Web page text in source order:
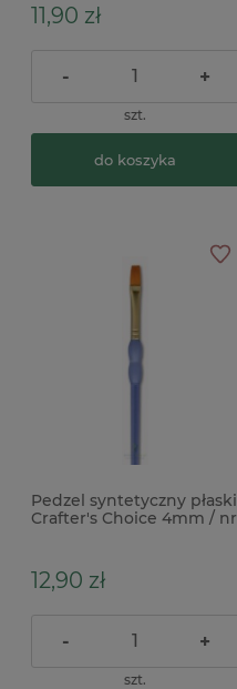
11,90 zł
- +
szt.
do koszyka
Pedzel syntetyczny płaski
Crafter's Choice 4mm / nr
12,90 zł
- +
szt.